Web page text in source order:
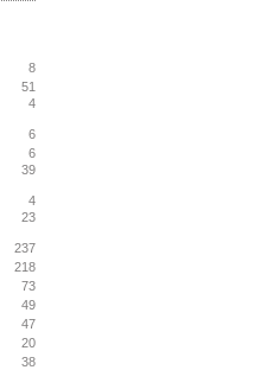
8
51
4
6
6
39
4
23
237
218
73
49
47
20
38